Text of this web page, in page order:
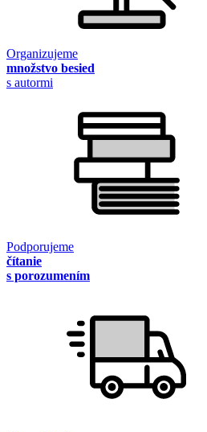
Organizujeme
množstvo besied
s autormi
Podporujeme
čítanie
s porozumením